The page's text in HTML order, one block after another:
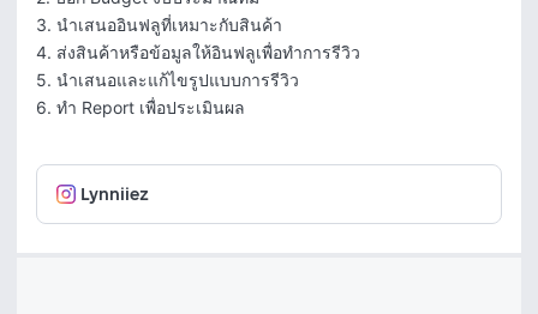
3. นำเสนออินฟลูที่เหมาะกับสินค้า
4. ส่งสินค้าหรือข้อมูลให้อินฟลูเพื่อทำการรีวิว
5. นำเสนอและแก้ไขรูปแบบการรีวิว
6. ทำ Report เพื่อประเมินผล
Lynniiez